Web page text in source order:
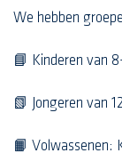
We hebben
📘 Kinderen van
📗 Jongeren van
📙 Volwassenen: